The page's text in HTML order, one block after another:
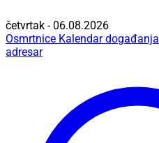
četvrtak - 06.08.2026
Osmrtnice Kalendar događanja
adresar